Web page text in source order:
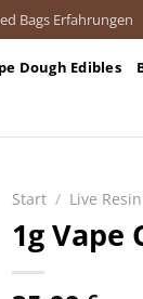
Bags Erfahrungen
Dough Edibles
Start / Live
1g Vape